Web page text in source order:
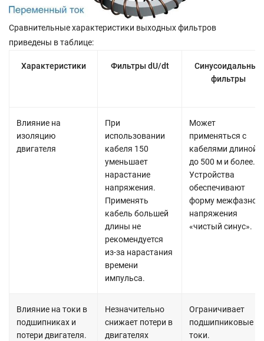
Сравнительные характеристики выходных фильтров
приведены в таблице:
Характеристики Фильтры dU/dt
Синусоидальные
фильтры
Влияние на
изоляцию
двигателя
При
использовании
кабеля 150
уменьшает
нарастание
напряжения.
Применять
кабель большей
длины не
рекомендуется
из-за нарастания
времени
импульса.
Может
применяться с
кабелями длиной
до 500 м и более.
Устройства
обеспечивают
форму
напряжения
«чистый синус».
Влияние на токи в
подшипниках и
потери двигателя.
Незначительно
снижает потери в
двигателях
Ограничивает
подшипниковые
токи.